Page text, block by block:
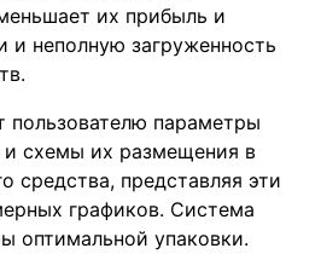
их прибыль и
и неполную загруженность
пользователю параметры
и схемы их размещения в
средства, представляя эти
графиков. Система
оптимальной упаковки.